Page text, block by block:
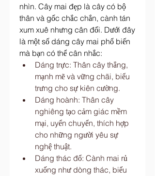
nhìn. Cây mai đẹp là cây có bộ
thân và gốc chắc chắn, cành tán
xum xuê nhưng cân đối. Dưới đây
là một số dáng cây mai phổ biến
mà bạn có thể cân nhắc:
Dáng trực: Thân cây thẳng,
mạnh mẽ và vững chãi, biểu
trưng cho sự kiên cường.
Dáng hoành: Thân cây
nghiêng tạo cảm giác mềm
mại, uyển chuyển, thích hợp
cho những người yêu sự
nghệ thuật.
Dáng thác đổ: Cành mai rủ
xuống như dòng thác, biểu